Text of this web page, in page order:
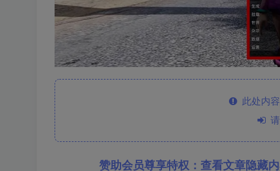
此处内
赞助会员尊享特权：查看文章隐藏